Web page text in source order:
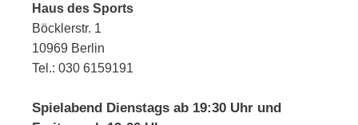
Haus des Sports
Böcklerstr. 1
10969 Berlin
Tel.: 030 6159191
Spielabend Dienstags ab 19:30 Uhr und